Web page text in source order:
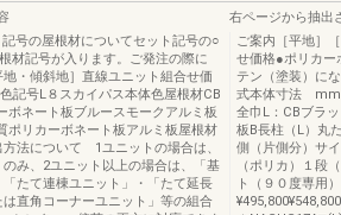
号の屋根材についてセット記号の○
材記号が入ります。ご発注の際に
・傾斜地］直線ユニット組合せ価
記号L８スカイパス本体色屋根材CB
ボネート板ブルースモークアルミ板
ポリカーボネート板アルミ板屋根材
法について 1ユニットの場合は、
のみ、2ユニット以上の場合は、「基
たて連棟ユニット」・「たて延長
直角コーナーユニット」等の組合
右ページから抽出
ご案内［平地］
せ価格●ポリカー
テン（塗装）に
式本体寸法 mm
全巾L：CBブラ
板B長柱（L）丸
側（片側分）サ
（ポリカ）１段
ト（９０度専用